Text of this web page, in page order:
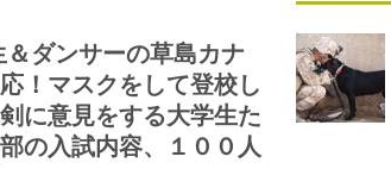
ダンサーの草島カナ
！マスクをして登校し
に意見をする大学生た
の入試内容、１００人